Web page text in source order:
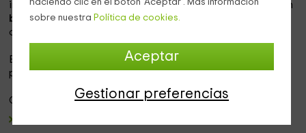
haciendo clic en el botón 'Aceptar'. Más información
sobre nuestra Política de cookies.
Aceptar
Gestionar preferencias
individuales, separadas todas ellas, y cada dormitorio con
baño privado.Dichos baños cuentan con toda la ropa de
aseo necesaria.
En el caso de que se necesitaráis más camas, existe la
posibilidad de coger2 camas supletorias.
Cuenta con un amplio salón comedor equipado con: